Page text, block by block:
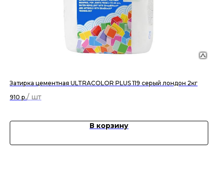
Затирка цементная ULTRACOLOR PLUS 119 серый лондон 2кг
910 р.
В корзину